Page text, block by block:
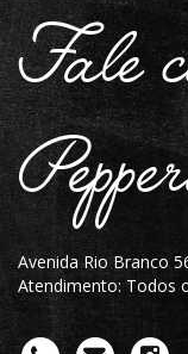
Fale
Avenida Rio Branco
Atendimento: Todos